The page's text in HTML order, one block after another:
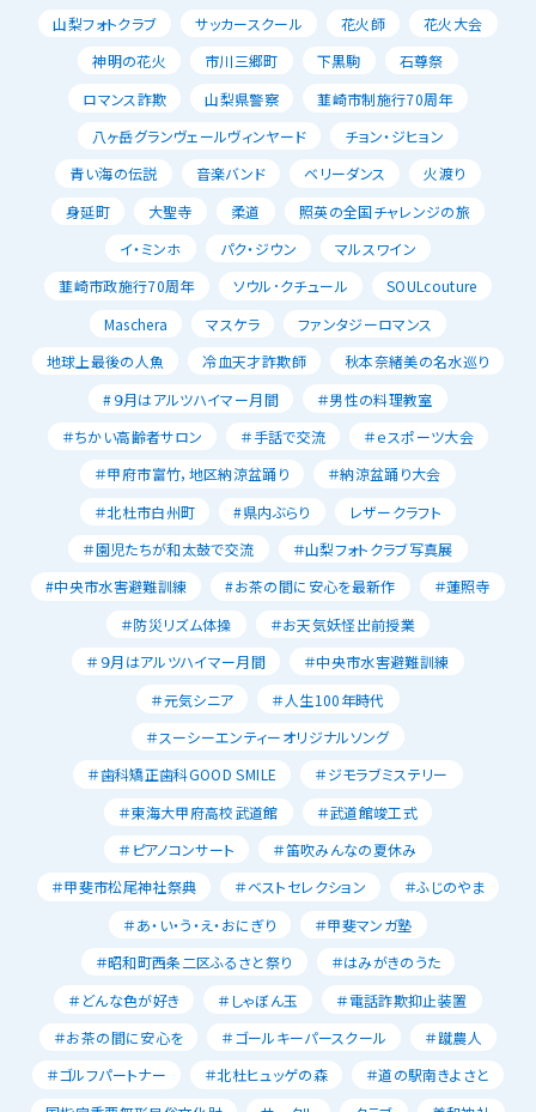
山梨フォトクラブ サッカースクール 花火師
花火大会
神明の花火
市川三郷町 下黒駒
石尊祭
ロマンス詐欺
山梨県警察
韮崎市制施行70周年
八ヶ岳グランヴェールヴィンヤード
チョン・ジヒョン
青い海の伝説
音楽バンド ベリーダンス
火渡り
身延町
大聖寺 柔道
照英の全国チャレンジの旅
イ・ミンホ
パク・ジウン
マルスワイン
韮崎市政施行70周年
ソウル･クチュール
SOULcouture
Maschera
マスケラ
ファンタジーロマンス
地球上最後の人魚
冷血天才詐欺師
秋本奈緒美の名水巡り
#９月はアルツハイマー月間
＃男性の料理教室
＃ちかい高齢者サロン
＃手話で交流
＃ｅスポーツ大会
＃甲府市富竹，地区納涼盆踊り
＃納涼盆踊り大会
＃北杜市白州町
#県内ぶらり
レザークラフト
＃園児たちが和太鼓で交流
＃山梨フォトクラブ写真展
#中央市水害避難訓練
#お茶の間に安心を最新作
＃蓮照寺
＃防災リズム体操
＃お天気妖怪出前授業
＃９月はアルツハイマー月間
＃中央市水害避難訓練
＃元気シニア
＃人生100年時代
＃スーシーエンティーオリジナルソング
＃歯科矯正歯科GOOD SMILE
＃ジモラブミステリー
＃東海大甲府高校武道館
＃武道館竣工式
＃ピアノコンサート
＃笛吹みんなの夏休み
＃甲斐市松尾神社祭典
＃ベストセレクション
＃ふじのやま
＃あ・い・う・え・おにぎり
＃甲斐マンガ塾
＃昭和町西条二区ふるさと祭り
＃はみがきのうた
＃どんな色が好き
＃しゃぼん玉
＃電話詐欺抑止装置
＃お茶の間に安心を
＃ゴールキーパースクール
＃蹴農人
＃ゴルフパートナー
＃北杜ヒュッゲの森
＃道の駅南きよさと